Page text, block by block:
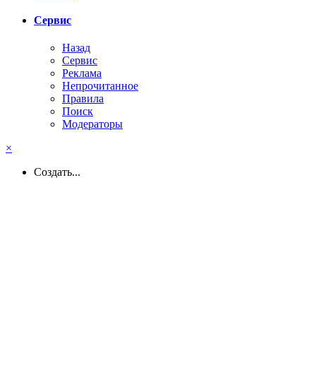
Сервис
Назад
Сервис
Реклама
Непрочитанное
Правила
Поиск
Модераторы
×
Создать...